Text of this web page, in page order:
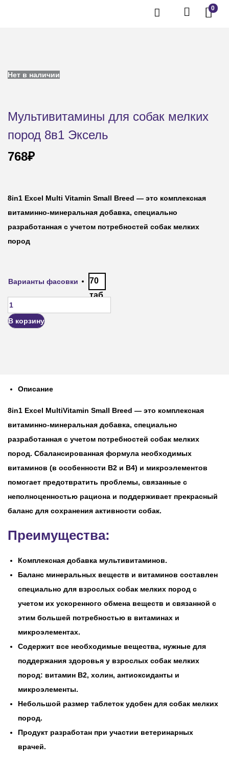
0
Нет в наличии
Мультивитамины для собак мелких
пород 8в1 Эксель
768₽
8in1 Excel Multi Vitamin Small Breed — это комплексная
витаминно-минеральная добавка, специально
разработанная с учетом потребностей собак мелких
пород
Варианты фасовки
70
таб
В корзину
Описание
8in1 Excel MultiVitamin Small Breed — это комплексная
витаминно-минеральная добавка, специально
разработанная с учетом потребностей собак мелких
пород. Сбалансированная формула необходимых
витаминов (в особенности B2 и B4) и микроэлементов
помогает предотвратить проблемы, связанные с
неполноценностью рациона и поддерживает прекрасный
баланс для сохранения активности собак.
Преимущества:
Комплексная добавка мультивитаминов.
Баланс минеральных веществ и витаминов составлен
специально для взрослых собак мелких пород с
учетом их ускоренного обмена веществ и связанной с
этим большей потребностью в витаминах и
микроэлементах.
Содержит все необходимые вещества, нужные для
поддержания здоровья у взрослых собак мелких
пород: витамин В2, холин, антиоксиданты и
микроэлементы.
Небольшой размер таблеток удобен для собак мелких
пород.
Продукт разработан при участии ветеринарных
врачей.